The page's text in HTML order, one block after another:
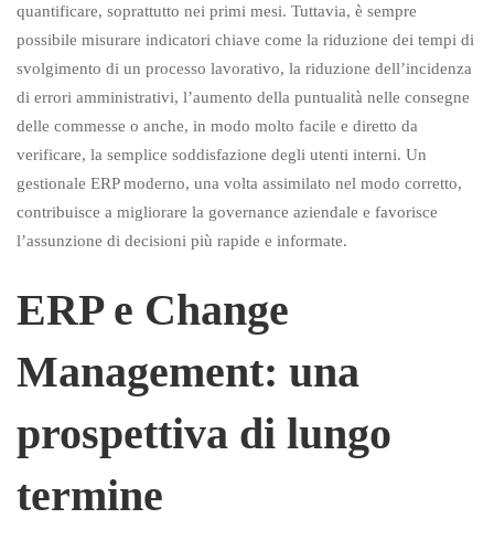
quantificare, soprattutto nei primi mesi. Tuttavia, è sempre
possibile misurare indicatori chiave come la riduzione dei tempi di
svolgimento di un processo lavorativo, la riduzione dell’incidenza
di errori amministrativi, l’aumento della puntualità nelle consegne
delle commesse o anche, in modo molto facile e diretto da
verificare, la semplice soddisfazione degli utenti interni. Un
gestionale ERP moderno, una volta assimilato nel modo corretto,
contribuisce a migliorare la governance aziendale e favorisce
l’assunzione di decisioni più rapide e informate.
ERP e Change
Management: una
prospettiva di lungo
termine